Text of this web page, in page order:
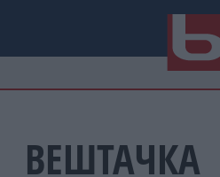
ВЕШТАЧКА